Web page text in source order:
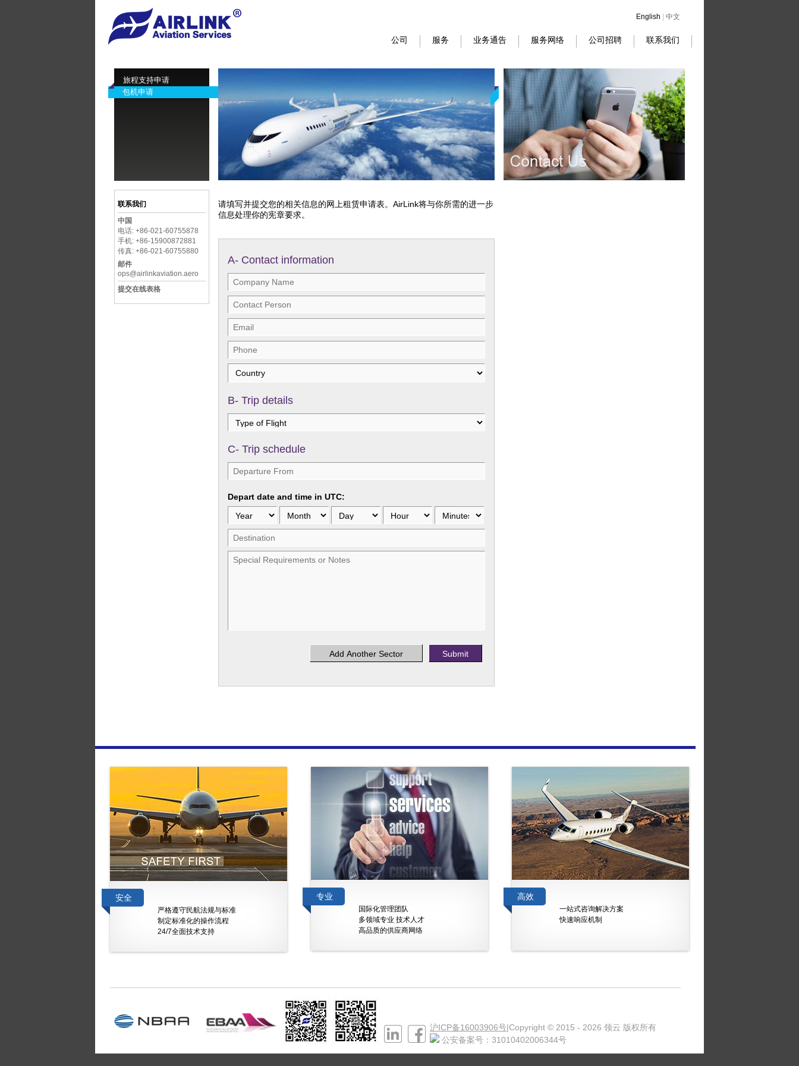
English 中文
公司 服务 业务通告 服务网络 公司招聘 联系我们
旅程支持申请
包机申请
联系我们
中国
电话: +86-021-60755878
手机: +86-15900872881
传真: +86-021-60755880
邮件
ops@airlinkaviation.aero
提交在线表格
请填写并提交您的相关信息的网上租赁申请表。AirLink将与你所需的进一步
信息处理你的宪章要求。
A- Contact information
B- Trip details
C- Trip schedule
Depart date and time in UTC:
安全
严格遵守民航法规与标准
制定标准化的操作流程
24/7全面技术支持
专业
国际化管理团队
多领域专业 技术人才
高品质的供应商网络
高效
一站式咨询解决方案
快速响应机制
沪ICP备16003906号|Copyright © 2015 - 2026 领云 版权所有
公安备案号：31010402006344号